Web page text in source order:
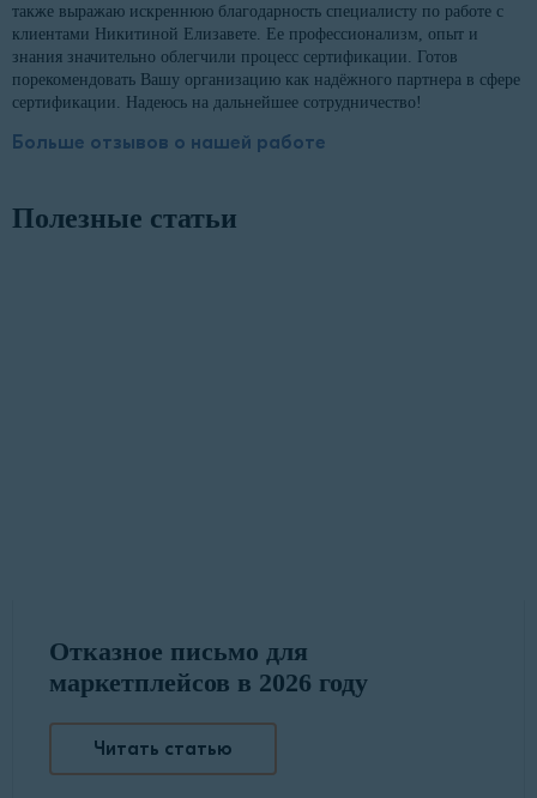
также выражаю искреннюю благодарность специалисту по работе с
клиентами Никитиной Елизавете. Ее профессионализм, опыт и
знания значительно облегчили процесс сертификации. Готов
порекомендовать Вашу организацию как надёжного партнера в сфере
сертификации. Надеюсь на дальнейшее сотрудничество!
Больше отзывов о нашей работе
Полезные статьи
Отказное письмо для
маркетплейсов в 2026 году
Читать статью